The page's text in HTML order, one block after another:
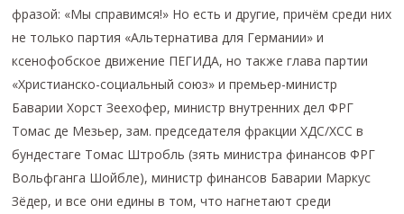
фразой: «Мы справимся!» Но есть и другие, причём среди них
не только партия «Альтернатива для Германии» и
ксенофобское движение ПЕГИДА, но также глава партии
«Христианско-социальный союз» и премьер-министр
Баварии Хорст Зеехофер, министр внутренних дел ФРГ
Томас де Мезьер, зам. председателя фракции ХДС/ХСС в
бундестаге Томас Штробль (зять министра финансов ФРГ
Вольфганга Шойбле), министр финансов Баварии Маркус
Зёдер, и все они едины в том, что нагнетают среди